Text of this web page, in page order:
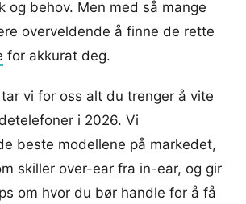
og behov. Men med så mange
overveldende å finne de rette
for akkurat deg.
vi for oss alt du trenger å vite
i 2026. Vi
beste modellene på markedet,
skiller over-ear fra in-ear, og gir
om hvor du bør handle for å få